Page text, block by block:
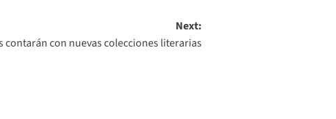
Next:
contarán con nuevas colecciones literarias